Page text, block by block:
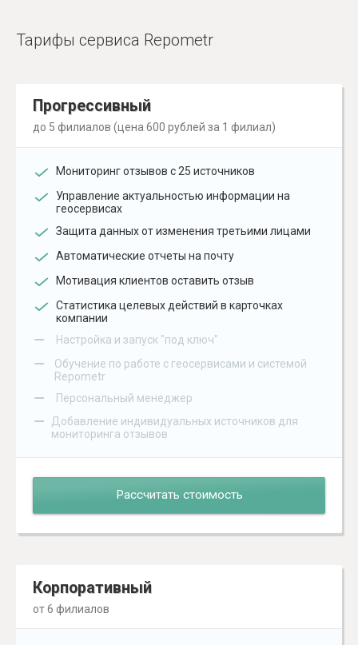
Тарифы сервиса Repometr
Прогрессивный
до 5 филиалов (цена 600 рублей за 1 филиал)
Мониторинг отзывов с 25 источников
Управление актуальностью информации на
геосервисах
Защита данных от изменения третьими лицами
Автоматические отчеты на почту
Мотивация клиентов оставить отзыв
Статистика целевых действий в карточках
компании
– Настройка и запуск "под ключ"
–
Обучение по работе с геосервисами и системой
Repometr
– Персональный менеджер
–
Добавление индивидуальных источников для
мониторинга отзывов
Рассчитать стоимость
Корпоративный
от 6 филиалов